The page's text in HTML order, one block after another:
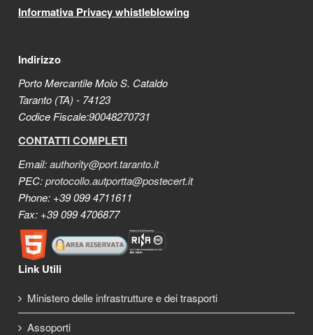
Informativa Privacy whistleblowing
Indirizzo
Porto Mercantile Molo S. Cataldo
Taranto (TA) - 74123
Codice Fiscale:90048270731
CONTATTI COMPLETI
Email:authority@port.taranto.it
PEC:protocollo.autportta@postecert.it
Phone: +39 099 4711611
Fax: +39 099 4706877
Link Utili
Ministero delle infrastrutture e dei trasporti
Assoporti